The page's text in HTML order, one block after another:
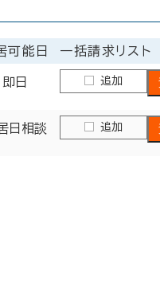
可能日 一括請求リスト
即日 追加
日相談 追加